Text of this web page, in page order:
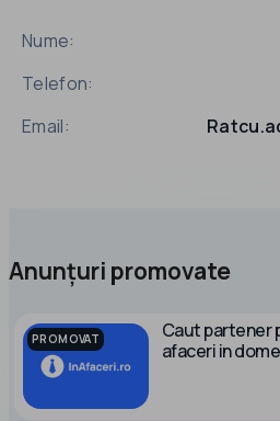
Nume:
Telefon:
Email:
Anunțuri promovate
PROMOVAT
Caut partener pentru dezvoltarea unei
afaceri in domeniul stocarii energiei